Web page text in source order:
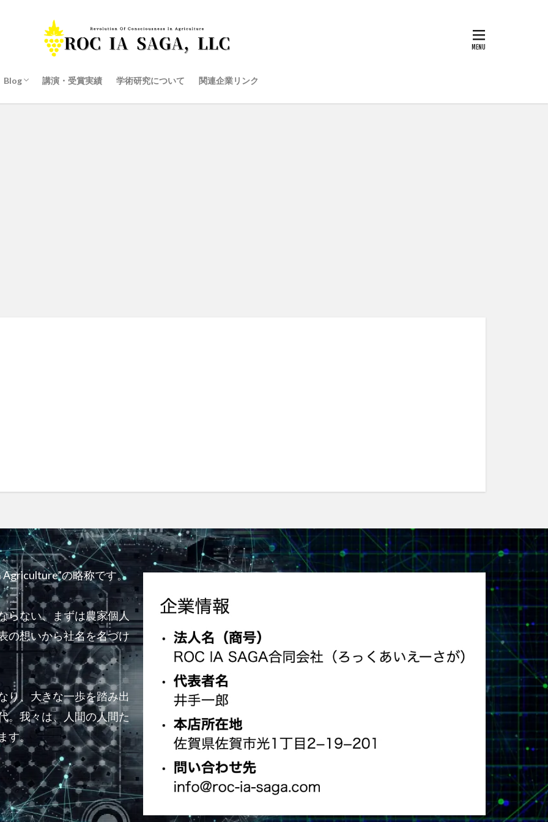
Blog
産学連携の商品開発
代表井手の独り言ブログ
会社ブログ
スタッフ
講演・受賞実績 学術研究について 関連企業リンク
Agriculture”の略称です。
らない、まずは農家個人
の想いから社名を名づけ
り、大きな一歩を踏み出
。我々は、人間の人間た
。